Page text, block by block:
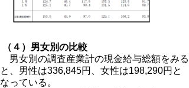
（４）男女別の比較
男女別の調査産業計の現金給与総額をみる
と、男性は336,845円、女性は198,290円と
なっている。